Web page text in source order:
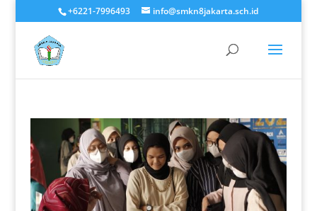
+6221-7996493 info@smkn8jakarta.sch.id